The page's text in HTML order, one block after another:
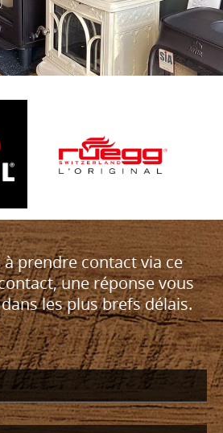
à prendre contact via ce
une réponse vous
les plus brefs délais.